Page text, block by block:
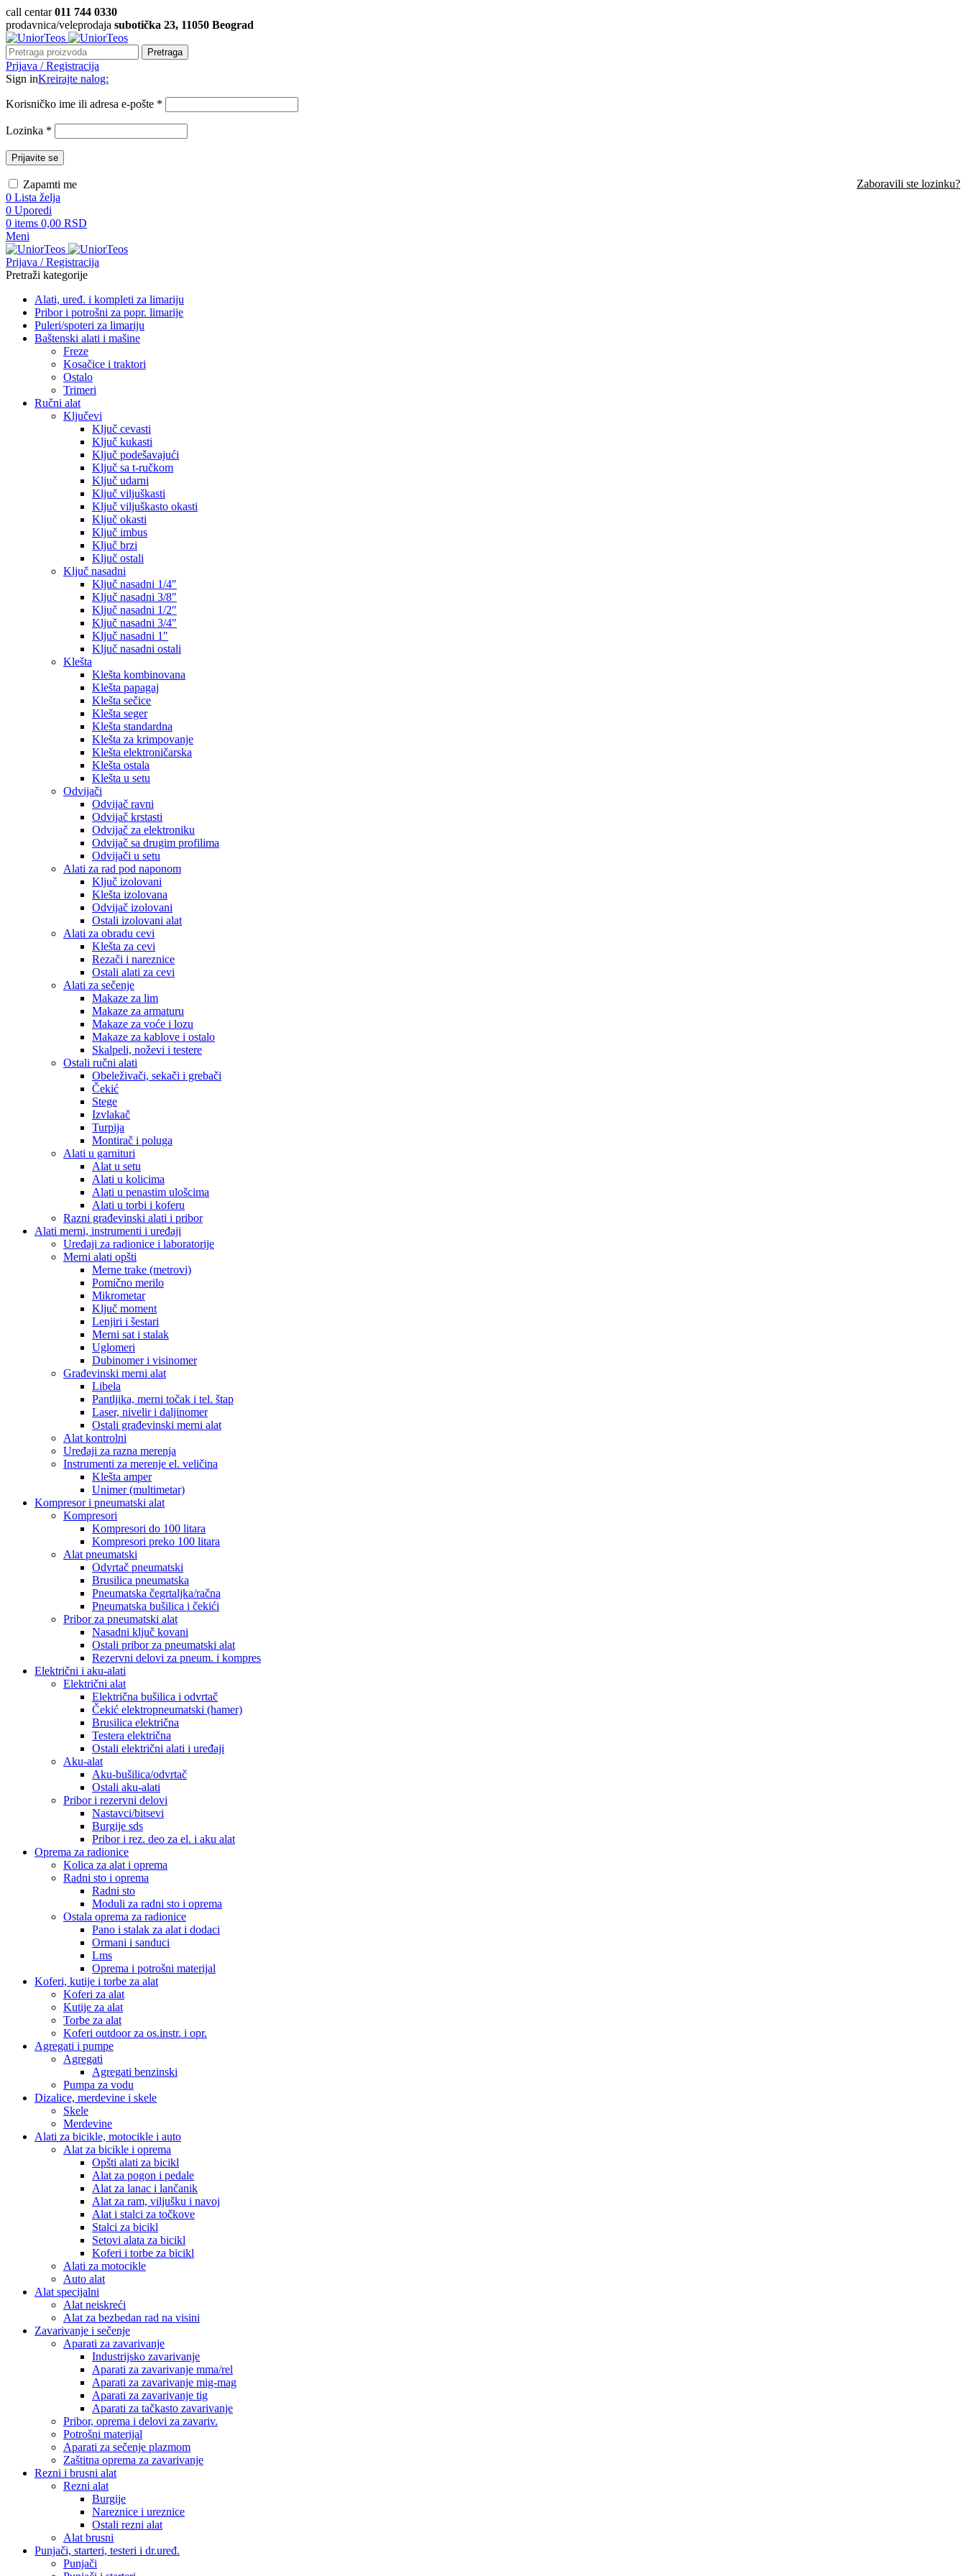
call centar011 744 0330
prodavnica/veleprodaja subotička 23, 11050 Beograd
Pretraga
Prijava / Registracija
Sign inKreirajte nalog:
Korisničko ime ili adresa e-pošte *
Lozinka *
Prijavite se
Zaboravili ste lozinku?
Zapamti me
0 Lista želja
0 Uporedi
0 items 0,00 RSD
Meni
Prijava / Registracija
Pretraži kategorije
Alati, uređ. i kompleti za limariju
Pribor i potrošni za popr. limarije
Puleri/spoteri za limariju
Baštenski alati i mašine
Freze
Kosačice i traktori
Ostalo
Trimeri
Ručni alat
Ključevi
Ključ cevasti
Ključ kukasti
Ključ podešavajući
Ključ sa t-ručkom
Ključ udarni
Ključ viljuškasti
Ključ viljuškasto okasti
Ključ okasti
Ključ imbus
Ključ brzi
Ključ ostali
Ključ nasadni
Ključ nasadni 1/4″
Ključ nasadni 3/8″
Ključ nasadni 1/2″
Ključ nasadni 3/4″
Ključ nasadni 1″
Ključ nasadni ostali
Klešta
Klešta kombinovana
Klešta papagaj
Klešta sečice
Klešta seger
Klešta standardna
Klešta za krimpovanje
Klešta elektroničarska
Klešta ostala
Klešta u setu
Odvijači
Odvijač ravni
Odvijač krstasti
Odvijač za elektroniku
Odvijač sa drugim profilima
Odvijači u setu
Alati za rad pod naponom
Ključ izolovani
Klešta izolovana
Odvijač izolovani
Ostali izolovani alat
Alati za obradu cevi
Klešta za cevi
Rezači i nareznice
Ostali alati za cevi
Alati za sečenje
Makaze za lim
Makaze za armaturu
Makaze za voće i lozu
Makaze za kablove i ostalo
Skalpeli, noževi i testere
Ostali ručni alati
Obeleživači, sekači i grebači
Čekić
Stege
Izvlakač
Turpija
Montirač i poluga
Alati u garnituri
Alat u setu
Alati u kolicima
Alati u penastim ulošcima
Alati u torbi i koferu
Razni građevinski alati i pribor
Alati merni, instrumenti i uređaji
Uređaji za radionice i laboratorije
Merni alati opšti
Merne trake (metrovi)
Pomično merilo
Mikrometar
Ključ moment
Lenjiri i šestari
Merni sat i stalak
Uglomeri
Dubinomer i visinomer
Građevinski merni alat
Libela
Pantljika, merni točak i tel. štap
Laser, nivelir i daljinomer
Ostali građevinski merni alat
Alat kontrolni
Uređaji za razna merenja
Instrumenti za merenje el. veličina
Klešta amper
Unimer (multimetar)
Kompresor i pneumatski alat
Kompresori
Kompresori do 100 litara
Kompresori preko 100 litara
Alat pneumatski
Odvrtač pneumatski
Brusilica pneumatska
Pneumatska čegrtaljka/račna
Pneumatska bušilica i čekići
Pribor za pneumatski alat
Nasadni ključ kovani
Ostali pribor za pneumatski alat
Rezervni delovi za pneum. i kompres
Električni i aku-alati
Električni alat
Električna bušilica i odvrtač
Čekić elektropneumatski (hamer)
Brusilica električna
Testera električna
Ostali električni alati i uređaji
Aku-alat
Aku-bušilica/odvrtač
Ostali aku-alati
Pribor i rezervni delovi
Nastavci/bitsevi
Burgije sds
Pribor i rez. deo za el. i aku alat
Oprema za radionice
Kolica za alat i oprema
Radni sto i oprema
Radni sto
Moduli za radni sto i oprema
Ostala oprema za radionice
Pano i stalak za alat i dodaci
Ormani i sanduci
Lms
Oprema i potrošni materijal
Koferi, kutije i torbe za alat
Koferi za alat
Kutije za alat
Torbe za alat
Koferi outdoor za os.instr. i opr.
Agregati i pumpe
Agregati
Agregati benzinski
Pumpa za vodu
Dizalice, merdevine i skele
Skele
Merdevine
Alati za bicikle, motocikle i auto
Alat za bicikle i oprema
Opšti alati za bicikl
Alat za pogon i pedale
Alat za lanac i lančanik
Alat za ram, viljušku i navoj
Alat i stalci za točkove
Stalci za bicikl
Setovi alata za bicikl
Koferi i torbe za bicikl
Alati za motocikle
Auto alat
Alat specijalni
Alat neiskreći
Alat za bezbedan rad na visini
Zavarivanje i sečenje
Aparati za zavarivanje
Industrijsko zavarivanje
Aparati za zavarivanje mma/rel
Aparati za zavarivanje mig-mag
Aparati za zavarivanje tig
Aparati za tačkasto zavarivanje
Pribor, oprema i delovi za zavariv.
Potrošni materijal
Aparati za sečenje plazmom
Zaštitna oprema za zavarivanje
Rezni i brusni alat
Rezni alat
Burgije
Nareznice i ureznice
Ostali rezni alat
Alat brusni
Punjači, starteri, testeri i dr.uređ.
Punjači